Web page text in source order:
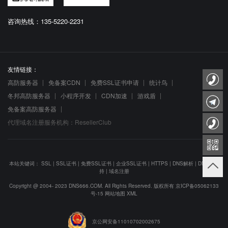
咨询热线：135-5220-2231
友情链接：
高防服务器
免备案CDN 免费SSL证书申请
统计鸟
冬邦高防服务器
小程序开发 CDN加速
游戏盾
免备案高防服务器
代理域名注册服务机构：ResellerClub
本站关键词： SSL | SSL证书 | 免费SSL证书 | 企业SSL证书 | HTTPS | DNS解析 | DNS防劫
持| 域名注册
Copyright @ 2004- 2023 DNS666.COM. All Rights Reserved. 版权所有 京ICP备05062133
号-15 网站地图 XML
京公网安备11010702002675